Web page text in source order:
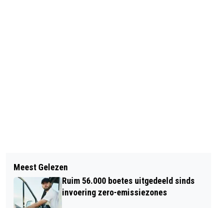
RAVAGE A16 DOOR ONGELUK
VRACHTWAGEN
AANPAK WEBWINKELS DIE REGELS
OVERTREDEN
Meest Gelezen
Ruim 56.000 boetes uitgedeeld sinds
invoering zero-emissiezones